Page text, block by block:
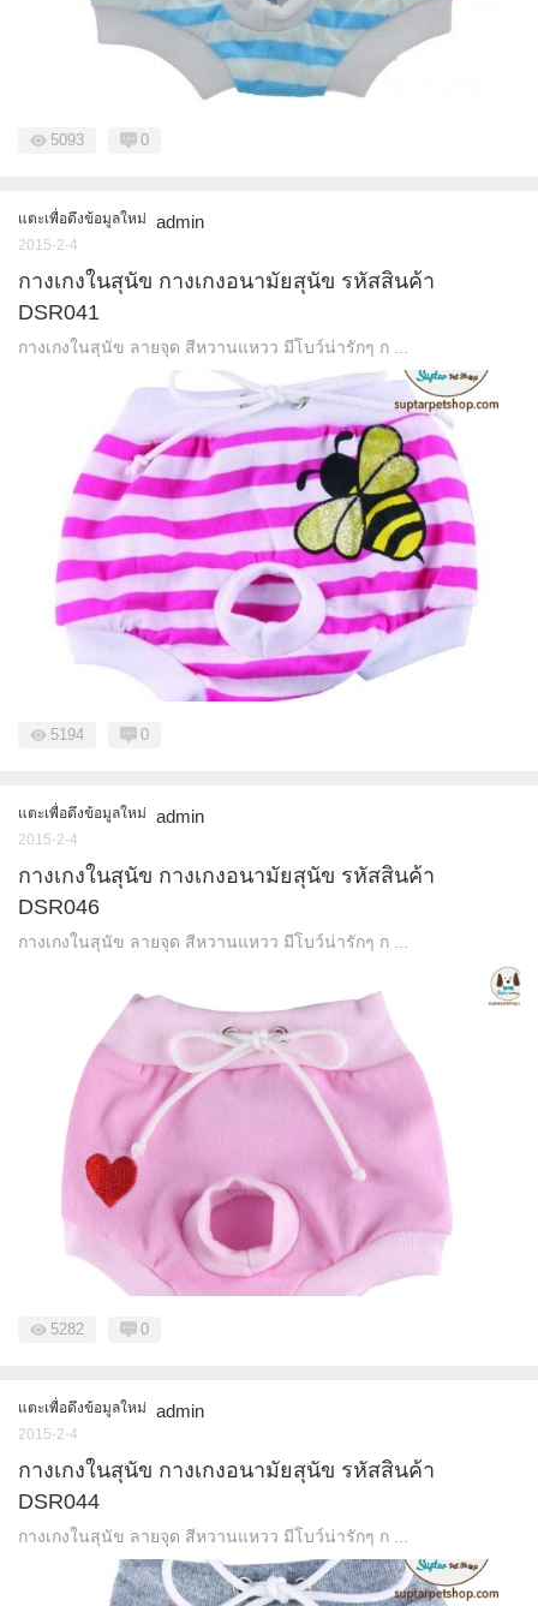
5093 0
แตะเพื่อดึงข้อมูลใหม่ admin
2015-2-4
กางเกงในสุนัข กางเกงอนามัยสุนัข รหัสสินค้า
DSR041
กางเกงในสุนัข ลายจุด สีหวานแหวว มีโบว์น่ารักๆ ก ...
5194 0
แตะเพื่อดึงข้อมูลใหม่ admin
2015-2-4
กางเกงในสุนัข กางเกงอนามัยสุนัข รหัสสินค้า
DSR046
กางเกงในสุนัข ลายจุด สีหวานแหวว มีโบว์น่ารักๆ ก ...
5282 0
แตะเพื่อดึงข้อมูลใหม่ admin
2015-2-4
กางเกงในสุนัข กางเกงอนามัยสุนัข รหัสสินค้า
DSR044
กางเกงในสุนัข ลายจุด สีหวานแหวว มีโบว์น่ารักๆ ก ...